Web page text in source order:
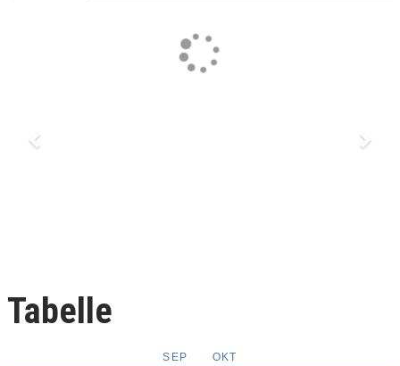
Tabelle
SEP OKT